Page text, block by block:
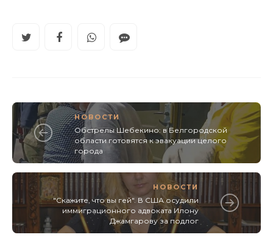
НОВОСТИ
Обстрелы Шебекино: в Белгородской
области готовятся к эвакуации целого
города
НОВОСТИ
"Скажите, что вы гей". В США осудили
иммиграционного адвоката Илону
Джамгарову за подлог